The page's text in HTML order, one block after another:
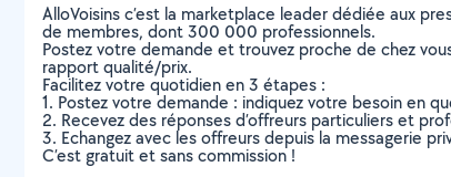
AlloVoisins c’est la marketplace leader dédiée aux
de membres, dont 300 000 professionnels.
Postez votre demande et trouvez proche de chez
rapport qualité/prix.
Facilitez votre quotidien en 3 étapes :
1. Postez votre demande : indiquez votre besoin en
2. Recevez des réponses d’offreurs particuliers et
3. Echangez avec les offreurs depuis la messagerie
C’est gratuit et sans commission !